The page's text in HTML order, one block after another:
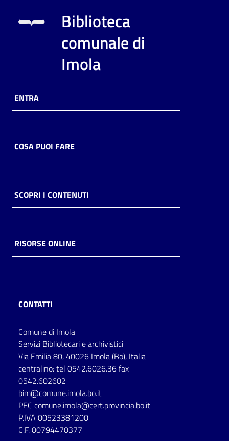
Biblioteca
comunale di
Imola
ENTRA
COSA PUOI FARE
SCOPRI I CONTENUTI
RISORSE ONLINE
CONTATTI
Comune di Imola
Servizi Bibliotecari e archivistici
Via Emilia 80, 40026 Imola (Bo), Italia
centralino: tel 0542.6026.36 fax
0542.602602
bim@comune.imola.bo.it
PEC comune.imola@cert.provincia.bo.it
P.IVA 00523381200
C.F. 00794470377